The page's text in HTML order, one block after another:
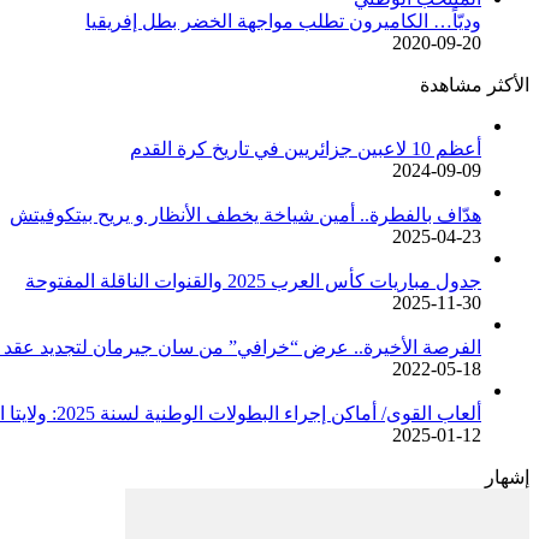
وديّاً… الكاميرون تطلب مواجهة الخضر بطل إفريقيا
2020-09-20
الأكثر مشاهدة
أعظم 10 لاعبين جزائريين في تاريخ كرة القدم
2024-09-09
هدّاف بالفطرة.. أمين شياخة يخطف الأنظار و يريح بيتكوفيتش
2025-04-23
جدول مباريات كأس العرب 2025 والقنوات الناقلة المفتوحة
2025-11-30
الفرصة الأخيرة.. عرض “خرافي” من سان جيرمان لتجديد عقد
2022-05-18
ألعاب القوى/ أماكن إجراء البطولات الوطنية لسنة 2025: ولايتا الجزائر وبجاية تحتضنان أغلبية المسابقات /اتحادية/
2025-01-12
إشهار